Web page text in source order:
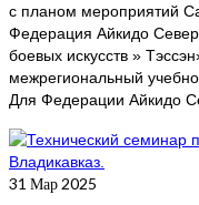
с планом мероприятий
Федерация Айкидо
боевых искусств »
межрегиональный
Для Федерации Айкидо
31 Мар 2025